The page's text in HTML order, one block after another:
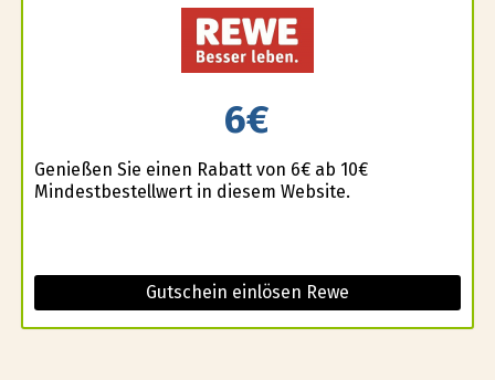
6€
Genießen Sie einen Rabatt von 6€ ab 10€
Mindestbestellwert in diesem Website.
Gutschein einlösen Rewe